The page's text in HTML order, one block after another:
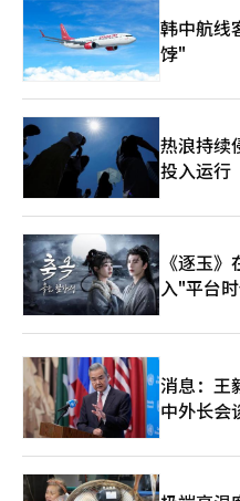
被接受。 因此，梅里茨在홈플러스的复苏可能性不确定的情况下，
担心背信争议和股东反对的可
贷款，可能会引发管理层责任
保等安全措施。 作为替代方案，홈플러스提出对信托房地产的次级
收益权质权设定，但梅里茨未
人工智能（AI）系统翻译与编辑
韩中航线
饽"
热浪持续
投入运行
《逐玉
入"平台
消息：王
中外长会